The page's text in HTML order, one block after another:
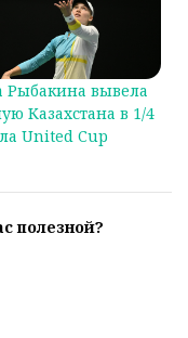
Рыбакина вывела
Казахстана в 1/4
United Cup
полезной?